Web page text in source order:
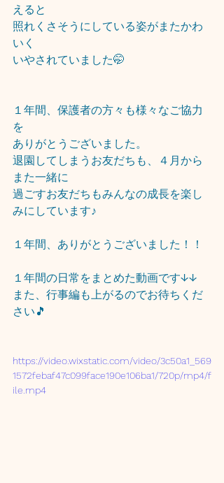
えると
照れくさそうにしている姿がまたかわ
いく
いやされていました🤭
１年間、保護者の方々も様々なご協力
を
ありがとうございました。
退園してしまうお友だちも、４月から
また一緒に
過ごすお友だちもみんなの成長を楽し
みにしています♪
１年間、ありがとうございました！！
１年間の日常をまとめた動画です↓↓
また、行事編も上がるのでお待ちくだ
さい🎵
https://video.wixstatic.com/video/3c50a1_569
1572febaf47c099face190e106ba1/720p/mp4/f
ile.mp4